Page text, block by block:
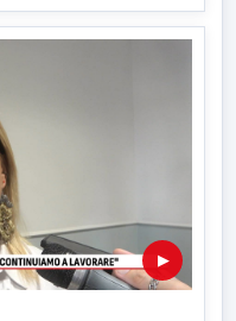
▶